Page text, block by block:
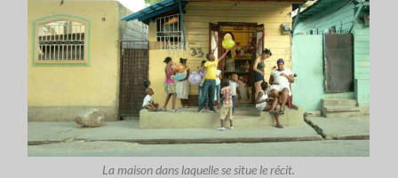
La maison dans laquelle se situe le récit.